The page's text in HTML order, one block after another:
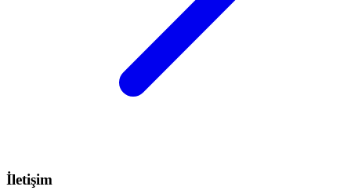
İletişim